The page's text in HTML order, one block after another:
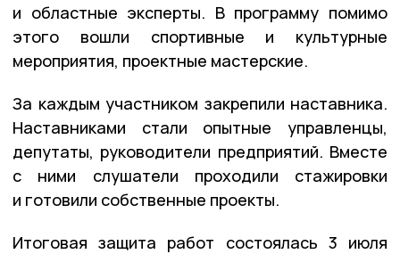
и областные эксперты. В программу помимо
этого вошли спортивные и культурные
мероприятия, проектные мастерские.
За каждым участником закрепили наставника.
Наставниками стали опытные управленцы,
депутаты, руководители предприятий. Вместе
с ними слушатели проходили стажировки
и готовили собственные проекты.
Итоговая защита работ состоялась 3 июля